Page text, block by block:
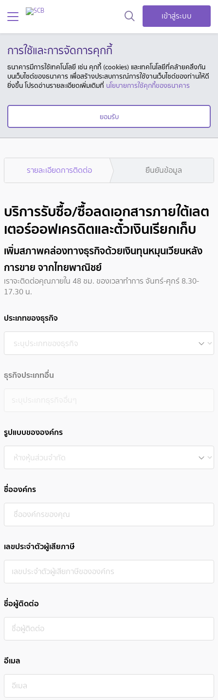
เข้าสู่ระบบ
การใช้และการจัดการคุกกี้
ธนาคารมีการใช้เทคโนโลยี เช่น คุกกี้ (cookies) และเทคโนโลยีที่คล้ายคลึงกัน
บนเว็บไซต์ของธนาคาร เพื่อสร้างประสบการณ์การใช้งานเว็บไซต์ของท่านให้ดี
ยิ่งขึ้น โปรดอ่านรายละเอียดเพิ่มเติมที่ นโยบายการใช้คุกกี้ของธนาคาร
ยอมรับ
รายละเอียดการติดต่อ ยืนยันข้อมูล
บริการรับซื้อ/ซื้อลดเอกสารภายใต้เลต
เตอร์ออฟเครดิตและตั๋วเงินเรียกเก็บ
เพิ่มสภาพคล่องทางธุรกิจด้วยเงินทุนหมุนเวียนหลัง
การขาย จากไทยพาณิชย์
เราจะติดต่อคุณภายใน 48 ชม. ของเวลาทำการ จันทร์-ศุกร์ 8.30-
17.30 น.
ประเภทของธุรกิจ
ธุรกิจประเภทอื่น
รูปแบบขององค์กร
ชื่อองค์กร
เลขประจำตัวผู้เสียภาษี
ชื่อผู้ติดต่อ
อีเมล